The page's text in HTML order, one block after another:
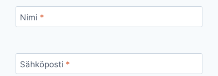
Nimi *
Sähköposti *